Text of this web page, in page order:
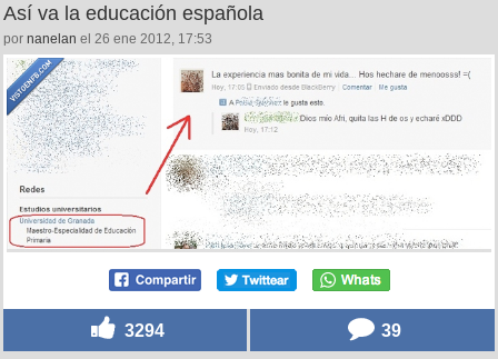
Así va la educación española
por nanelan el 26 ene 2012, 17:53
3294 39